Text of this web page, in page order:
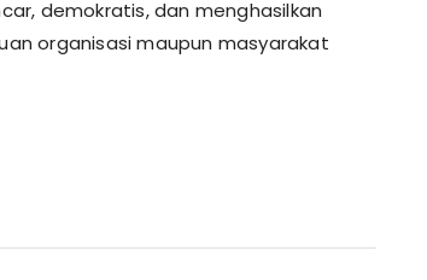
demokratis, dan menghasilkan
organisasi maupun masyarakat